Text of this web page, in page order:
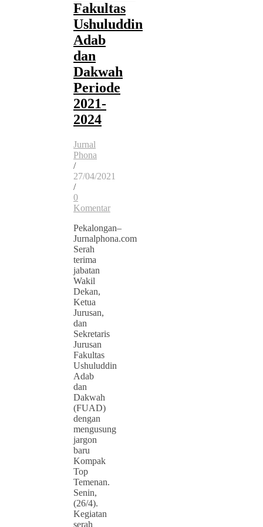
Fakultas
Ushuluddin
Adab
dan
Dakwah
Periode
2021-
2024
Jurnal
Phona
/
27/04/2021
/
0
Komentar
Pekalongan–
Jurnalphona.com
Serah
terima
jabatan
Wakil
Dekan,
Ketua
Jurusan,
dan
Sekretaris
Jurusan
Fakultas
Ushuluddin
Adab
dan
Dakwah
(FUAD)
dengan
mengusung
jargon
baru
Kompak
Top
Temenan.
Senin,
(26/4).
Kegiatan
serah